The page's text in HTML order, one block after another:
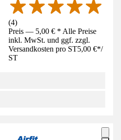
(4)
Preis — 5,00 € * Alle Preise
inkl. MwSt. und ggf. zzgl.
Versandkosten pro ST5,00 €*/
ST